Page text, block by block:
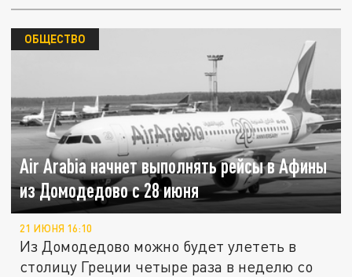
Air Arabia начнет выполнять рейсы в Афины
из Домодедово с 28 июня
ОБЩЕСТВО
21 ИЮНЯ 16:10
Из Домодедово можно будет улететь в
столицу Греции четыре раза в неделю со